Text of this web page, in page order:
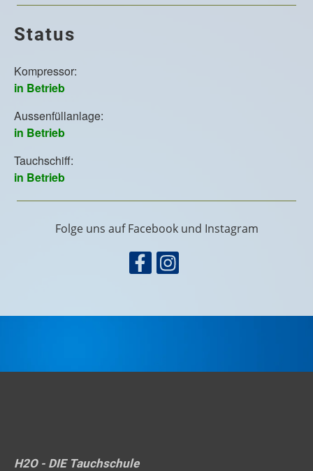
Status
Folge uns auf Facebook und Instagram
H2O - DIE Tauchschule